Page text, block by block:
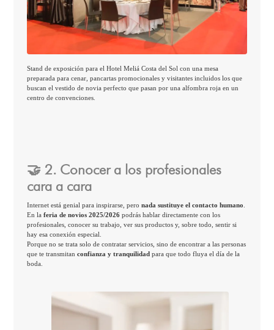
Stand de exposición para el Hotel Meliá Costa del Sol con una mesa
preparada para cenar, pancartas promocionales y visitantes incluidos los que
buscan el vestido de novia perfecto que pasan por una alfombra roja en un
centro de convenciones.
🤝 2. Conocer a los profesionales
cara a cara
Internet está genial para inspirarse, pero nada sustituye el contacto humano
En la feria de novios 2025/2026podrás hablar directamente con los
profesionales, conocer su trabajo, ver sus productos y, sobre todo, sentir si
hay esa conexión especial.
Porque no se trata solo de contratar servicios, sino de encontrar a las personas
que te transmitan confianza y tranquilidad para que todo fluya el día de la
boda.